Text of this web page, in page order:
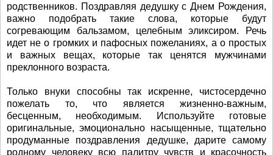
родственников. Поздравляя дедушку с Днем Рождения,
важно подобрать такие слова, которые будут
согревающим бальзамом, целебным эликсиром. Речь
идет не о громких и пафосных пожеланиях, а о простых
и важных вещах, которые так ценятся мужчинами
преклонного возраста.
Только внуки способны так искренне, чистосердечно
пожелать то, что является жизненно-важным,
бесценным, необходимым. Используйте готовые
оригинальные, эмоционально насыщенные, тщательно
продуманные поздравления дедушке, дарите самому
родному человеку всю палитру чувств и красочность